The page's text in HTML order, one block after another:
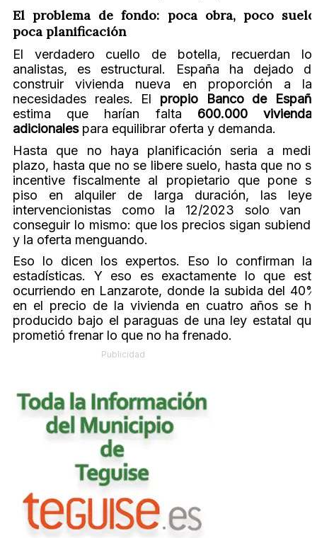
El problema de fondo: poca obra, poco
poca planificación
El verdadero cuello de botella, recuerdan
analistas, es estructural. España ha dejado
construir vivienda nueva en proporción a
necesidades reales. El propio Banco de
estima que harían falta 600.000
adicionalespara equilibrar oferta y demanda.
Hasta que no haya planificación seria a
plazo, hasta que no se libere suelo, hasta que no
incentive fiscalmente al propietario que pone
piso en alquiler de larga duración, las
intervencionistas como la 12/2023 solo van
conseguir lo mismo: que los precios sigan
y la oferta menguando.
Eso lo dicen los expertos. Eso lo confirman
estadísticas. Y eso es exactamente lo que
ocurriendo en Lanzarote, donde la subida del
en el precio de la vivienda en cuatro años se
producido bajo el paraguas de una ley estatal
prometió frenar lo que no ha frenado.
Publicidad